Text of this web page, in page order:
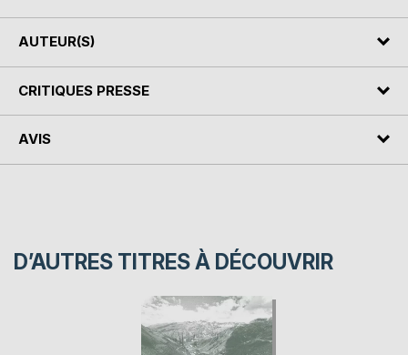
AUTEUR(S)
CRITIQUES PRESSE
AVIS
D’AUTRES TITRES À DÉCOUVRIR